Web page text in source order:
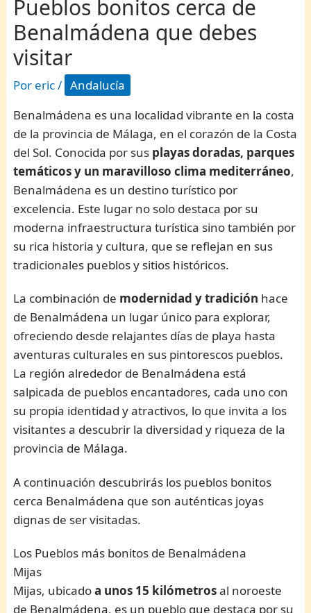
Pueblos bonitos cerca de
Benalmádena que debes
visitar
Por eric/ Andalucía
Benalmádena es una localidad vibrante en la costa
de la provincia de Málaga, en el corazón de la Costa
del Sol. Conocida por sus playas doradas, parques
temáticos y un maravilloso clima mediterráneo,
Benalmádena es un destino turístico por
excelencia. Este lugar no solo destaca por su
moderna infraestructura turística sino también por
su rica historia y cultura, que se reflejan en sus
tradicionales pueblos y sitios históricos.
La combinación de modernidad y tradición hace
de Benalmádena un lugar único para explorar,
ofreciendo desde relajantes días de playa hasta
aventuras culturales en sus pintorescos pueblos.
La región alrededor de Benalmádena está
salpicada de pueblos encantadores, cada uno con
su propia identidad y atractivos, lo que invita a los
visitantes a descubrir la diversidad y riqueza de la
provincia de Málaga.
A continuación descubrirás los pueblos bonitos
cerca Benalmádena que son auténticas joyas
dignas de ser visitadas.
Los Pueblos más bonitos de Benalmádena
Mijas
Mijas, ubicadoa unos 15 kilómetrosal noroeste
de Benalmádena, es un pueblo que destaca por su